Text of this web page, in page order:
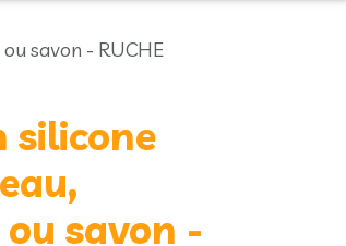
savon - RUCHE
silicone
savon -